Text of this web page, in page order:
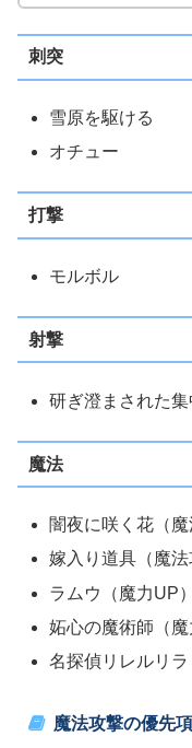
刺突
雪原を駆ける
オチュー
打撃
モルボル
射撃
研ぎ澄まされた集
魔法
闇夜に咲く花（魔
嫁入り道具（魔法
ラムウ（魔力UP）
妬心の魔術師（魔
名探偵リレルリラ
魔法攻撃の優先